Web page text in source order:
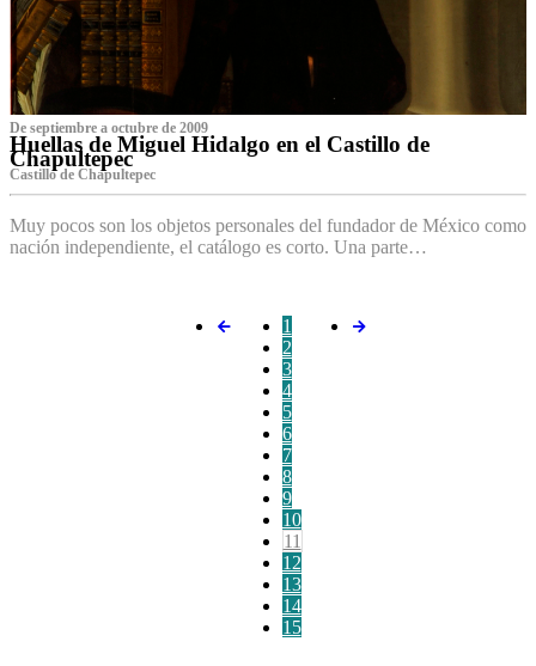
De septiembre a octubre de 2009
Huellas de Miguel Hidalgo en el Castillo de
Chapultepec
Castillo de Chapultepec
Muy pocos son los objetos personales del fundador de México como
nación independiente, el catálogo es corto. Una parte…
1
2
3
4
5
6
7
8
9
10
11
12
13
14
15